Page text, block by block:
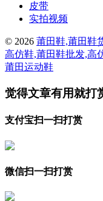
皮带
实拍视频
© 2026 莆田鞋,莆田鞋
高仿鞋,莆田鞋批发,高
莆田运动鞋
觉得文章有用就打
支付宝扫一扫打赏
微信扫一扫打赏